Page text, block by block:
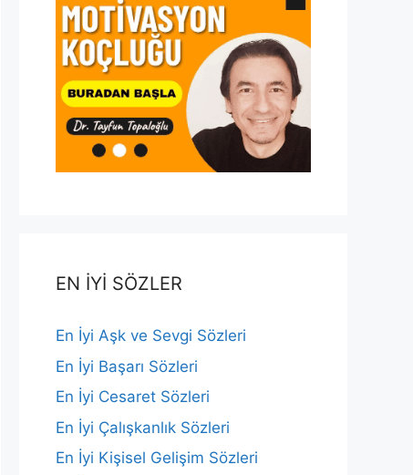
EN İYİ SÖZLER
En İyi Aşk ve Sevgi Sözleri
En İyi Başarı Sözleri
En İyi Cesaret Sözleri
En İyi Çalışkanlık Sözleri
En İyi Kişisel Gelişim Sözleri